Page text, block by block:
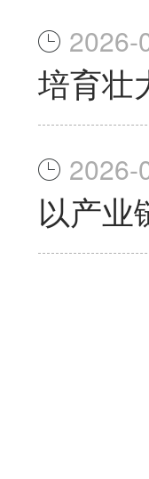
2026-
培育壮
2026-
以产业